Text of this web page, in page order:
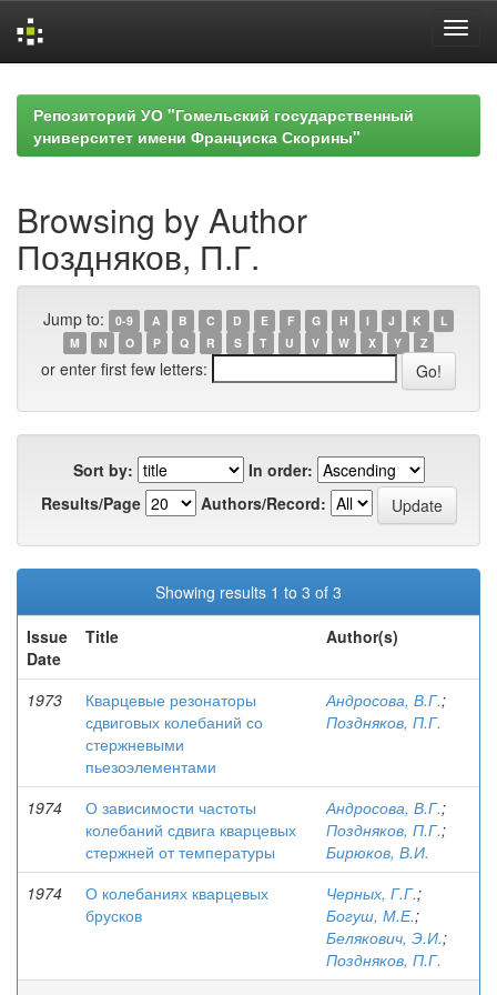
navigationРепозиторий УО "Гомельский государственный
университет имени Франциска Скорины"
Browsing by Author
Поздняков, П.Г.
Jump to: 0-9 A B C D E F G H I J K
L
M
N O P Q R S T U V W X Y Z
or enter first few letters:
Sort by:
In order:
Results/Page
Authors/Record:
Showing results 1 to 3 of 3
Issue
Date
Title Author(s)
1973
Кварцевые резонаторы
сдвиговых колебаний со
стержневыми
пьезоэлементами
Андросова, В.Г.;
Поздняков, П.Г.
1974
О зависимости частоты
колебаний сдвига кварцевых
стержней от температуры
Андросова, В.Г.;
Поздняков, П.Г.;
Бирюков, В.И.
1974
О колебаниях кварцевых
брусков
Черных, Г.Г.;
Богуш, М.Е.;
Белякович, Э.И.;
Поздняков, П.Г.